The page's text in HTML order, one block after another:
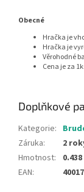
Obecné
Hračka je
Hračka je
Věrohodné
Cena je za
Doplňkové
Kategorie:
Záruka:
2
Hmotnost:
EAN: